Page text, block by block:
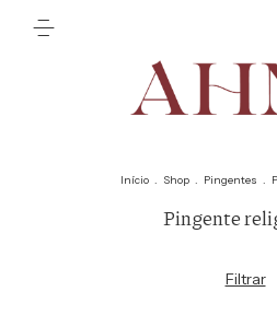
Início . Shop . Pingentes .
Pingente
Filtrar